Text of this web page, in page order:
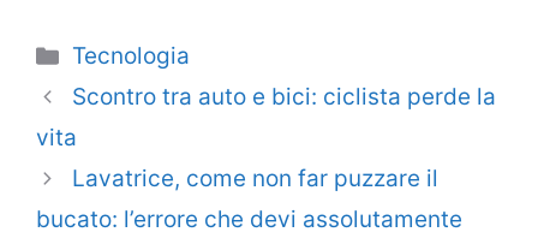
Categorie
Tecnologia
Scontro tra auto e bici: ciclista perde la
vita
Lavatrice, come non far puzzare il
bucato: l’errore che devi assolutamente